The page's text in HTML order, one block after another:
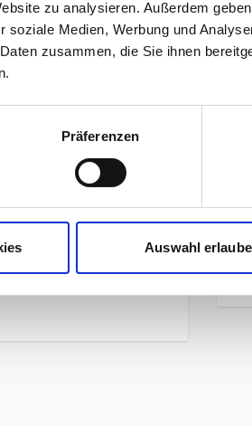
zu analysieren. Außerdem
soziale Medien, Werbung und
zusammen, die Sie ihnen
Präferenzen
Auswahl
die Körpertemperatur